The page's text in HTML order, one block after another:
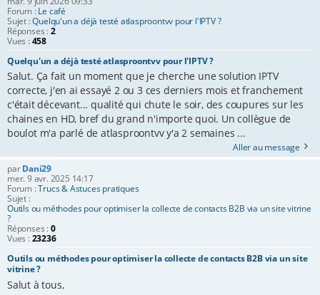
Forum :Le café
Sujet :Quelqu'un a déjà testé atlasproontvv pour l'IPTV ?
Réponses :2
Vues :458
Quelqu'un a déjà testé atlasproontvv pour l'IPTV ?
Salut. Ça fait un moment que je cherche une solution IPTV
correcte, j'en ai essayé 2 ou 3 ces derniers mois et franchement
c'était décevant... qualité qui chute le soir, des coupures sur les
chaines en HD, bref du grand n'importe quoi. Un collègue de
boulot m'a parlé de atlasproontvv y'a 2 semaines ...
Aller au message
parDani29
mer. 9 avr. 2025 14:17
Forum :Trucs & Astuces pratiques
Sujet :
Outils ou méthodes pour optimiser la collecte de contacts B2B via un site vitrine
?
Réponses :0
Vues :23236
Outils ou méthodes pour optimiser la collecte de contacts B2B via un site
vitrine ?
Salut à tous,